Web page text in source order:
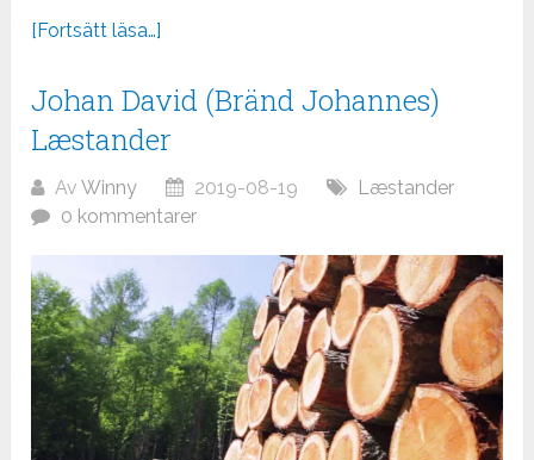
[Fortsätt läsa…]
Johan David (Bränd Johannes)
Læstander
AvWinny 2019-08-19
Læstander
0 kommentarer